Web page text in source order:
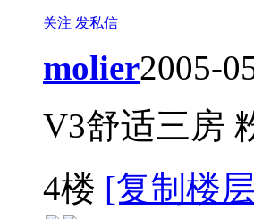
关注 发私信
molier2005-
V3舒适三房
4楼 [复制楼